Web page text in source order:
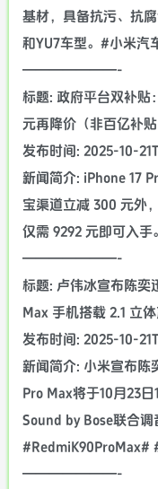
基材，具备抗污、抗
和YU7车型。#小米汽
———————-
标题: 政府平台双补贴
元再降价（非百亿补贴
发布时间: 2025-10-
新闻简介: iPhone 17
宝渠道立减 300 元外
仅需 9292 元即可入手。
———————-
标题: 卢伟冰宣布陈奕
Max 手机搭载 2.1 立
发布时间: 2025-10-
新闻简介: 小米宣布陈
Pro Max将于10月23日
Sound by Bose联合
#RedmiK90ProMax#
———————-